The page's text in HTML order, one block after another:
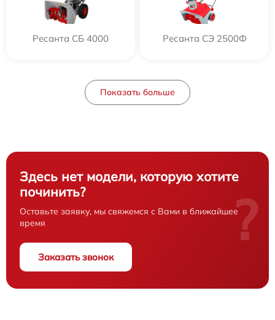
Ресанта СБ 4000 Ресанта СЭ 2500Ф
Показать больше
Здесь нет модели, которую хотите
починить?
Оставьте заявку, мы свяжемся с Вами в ближайшее
время
Заказать звонок
?